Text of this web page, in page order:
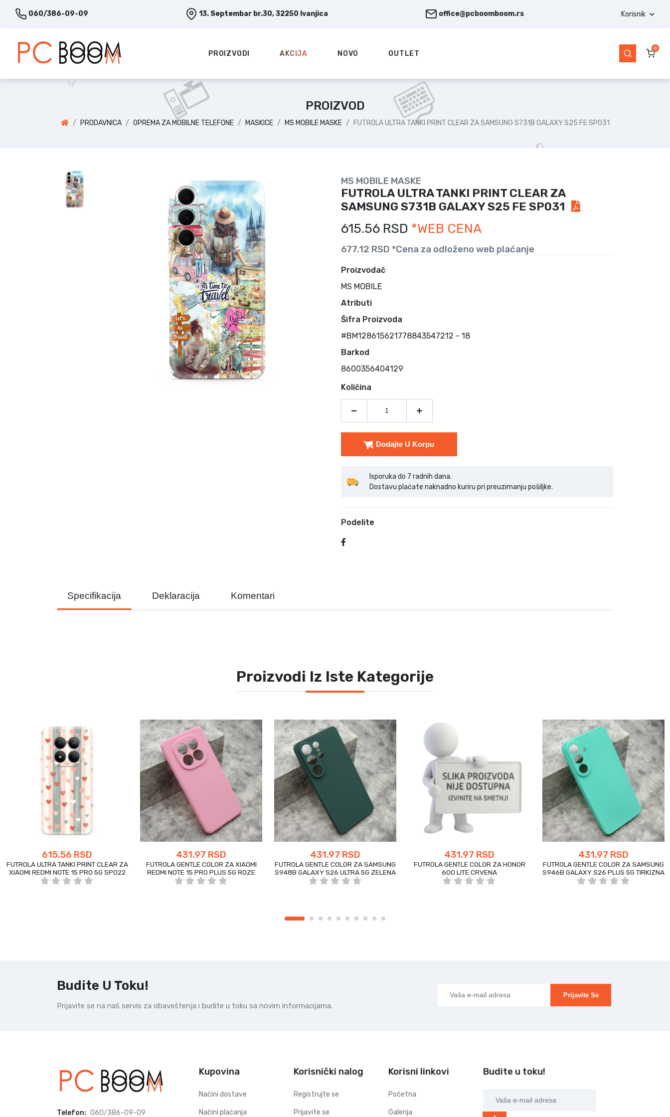
060/386-09-09 13. Septembar br.30, 32250 Ivanjica office@pcboomboom.rs Korisnik
PROIZVODI AKCIJA NOVO OUTLET
0
PROIZVOD
PRODAVNICA OPREMA ZA MOBILNE TELEFONE MASKICE MS MOBILE MASKE FUTROLA ULTRA TANKI PRINT CLEAR ZA SAMSUNG S731B GALAXY S25 FE SP031
MS MOBILE MASKE
FUTROLA ULTRA TANKI PRINT CLEAR ZA
SAMSUNG S731B GALAXY S25 FE SP031
615.56 RSD *WEB CENA
677.12 RSD *Cena za odloženo web plaćanje
Proizvođač
MS MOBILE
Atributi
Šifra Proizvoda
#BM128615621778843547212 - 18
Barkod
8600356404129
Količina
Dodajte U Korpu
Isporuka do 7 radnih dana.
Dostavu plaćate naknadno kuriru pri preuzimanju pošiljke.
Podelite
Specifikacija Deklaracija Komentari
Proizvodi Iz Iste Kategorije
615.56 RSD
FUTROLA ULTRA TANKI PRINT CLEAR ZA
XIAOMI REDMI NOTE 15 PRO 5G SP022
431.97 RSD
FUTROLA GENTLE COLOR ZA XIAOMI
REDMI NOTE 15 PRO PLUS 5G ROZE
431.97 RSD
FUTROLA GENTLE COLOR ZA SAMSUNG
S948B GALAXY S26 ULTRA 5G ZELENA
431.97 RSD
FUTROLA GENTLE COLOR ZA HONOR
600 LITE CRVENA
431.97 RSD
FUTROLA GENTLE COLOR ZA SAMSUNG
S946B GALAXY S26 PLUS 5G TIRKIZNA
Budite U Toku!
Prijavite se na naš servis za obaveštenja i budite u toku sa novim informacijama.
Prijavite Se
Telefon: 060/386-09-09
Kupovina
Načini dostave
Načini plaćanja
Korisnički nalog
Registrujte se
Prijavite se
Korisni linkovi
Početna
Galerija
Budite u toku!